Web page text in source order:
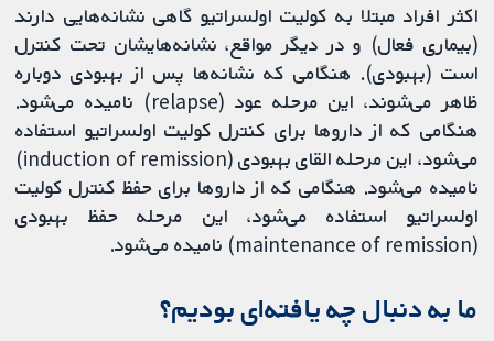
اکثر افراد مبتلا به کولیت اولسراتیو گاهی نشانه‌هایی دارند
(بیماری فعال) و در دیگر مواقع، نشانه‌هایشان تحت کنترل
است (بهبودی). هنگامی که نشانه‌ها پس از بهبودی دوباره
ظاهر می‌شوند، این مرحله عود (relapse) نامیده می‌شود.
هنگامی که از داروها برای کنترل کولیت اولسراتیو استفاده
می‌شود، این مرحله القای بهبودی (induction of remission)
نامیده می‌شود. هنگامی که از داروها برای حفظ کنترل کولیت
اولسراتیو استفاده می‌شود، این مرحله حفظ بهبودی
(maintenance of remission) نامیده می‌شود.
ما به دنبال چه یافته‌ای بودیم؟